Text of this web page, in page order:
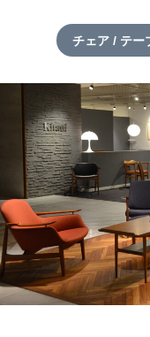
チェア / テー